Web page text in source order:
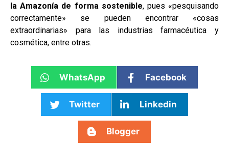
la Amazonía de forma sostenible, pues «pesquisando
correctamente» se pueden encontrar «cosas
extraordinarias» para las industrias farmacéutica y
cosmética, entre otras.
WhatsApp Facebook
Twitter Linkedin
Blogger